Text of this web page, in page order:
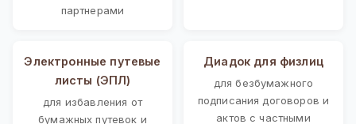
партнерами
Электронные путевые
листы (ЭПЛ)
для избавления от
бумажных путевок и
Диадок для физлиц
для безбумажного
подписания договоров и
актов с частными